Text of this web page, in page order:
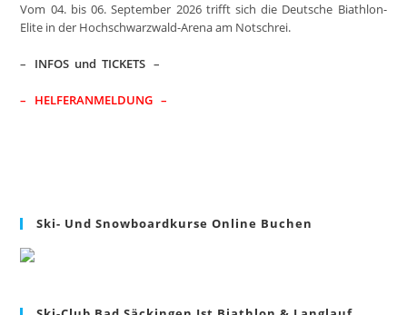
Vom 04. bis 06. September 2026 trifft sich die Deutsche Biathlon-
Elite in der Hochschwarzwald-Arena am Notschrei.
– INFOS und TICKETS –
– HELFERANMELDUNG –
Ski- Und Snowboardkurse Online Buchen